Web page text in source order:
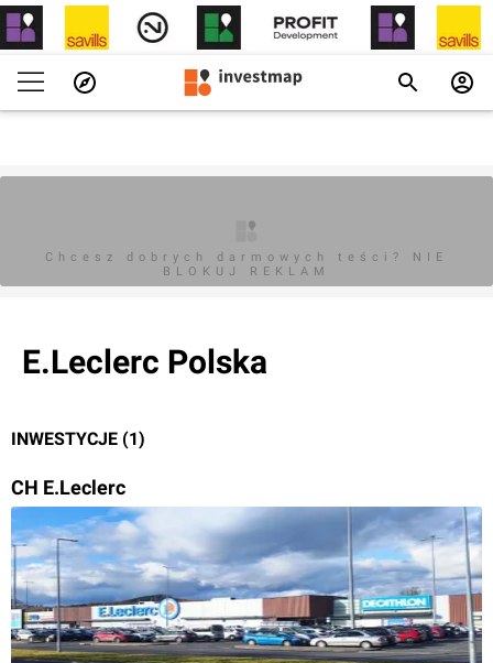
Chcesz dobrych darmowych teści? NIE
BLOKUJ REKLAM
E.Leclerc Polska
INWESTYCJE (1)
CH E.Leclerc